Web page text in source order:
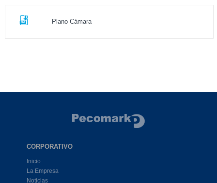
Plano Cámara
CORPORATIVO
Inicio
La Empresa
Noticias